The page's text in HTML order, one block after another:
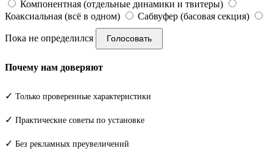
Компонентная (отдельные динамики и твитеры)
Коаксиальная (всё в одном)
Сабвуфер (басовая секция)
Пока не определился Голосовать
Почему нам доверяют
✓ Только проверенные характеристики
✓ Практические советы по установке
✓ Без рекламных преувеличений